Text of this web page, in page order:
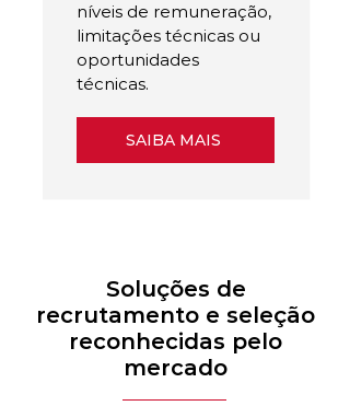
níveis de remuneração,
limitações técnicas ou
oportunidades
técnicas.
SAIBA MAIS
Soluções de
recrutamento e seleção
reconhecidas pelo
mercado